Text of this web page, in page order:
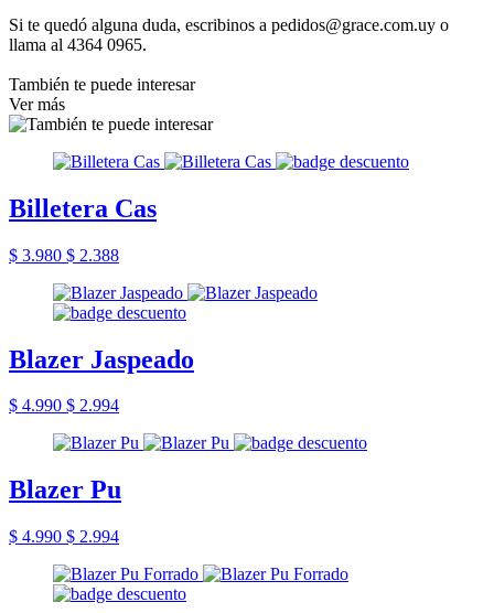
Si te quedó alguna duda, escribinos a pedidos@grace.com.uy o
llama al 4364 0965.
También te puede interesar
Ver más
Billetera Cas
$ 3.980 $ 2.388
Blazer Jaspeado
$ 4.990 $ 2.994
Blazer Pu
$ 4.990 $ 2.994